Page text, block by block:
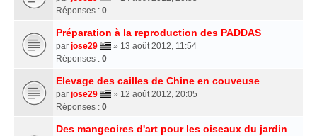
Réponses : 0
Préparation à la reproduction des PADDAS
par jose29
» 13 août 2012, 11:54
Réponses : 0
Elevage des cailles de Chine en couveuse
par jose29
» 12 août 2012, 20:05
Réponses : 0
Des mangeoires d'art pour les oiseaux du jardin